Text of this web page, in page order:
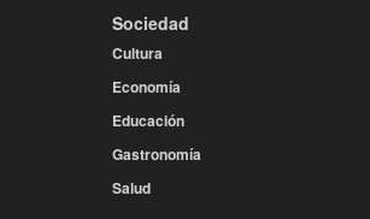
Sociedad
Cultura
Economía
Educación
Gastronomía
Salud